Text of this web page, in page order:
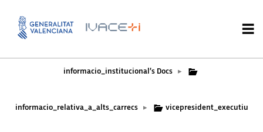
informacio_institucional’s Docs ▸
informacio_relativa_a_alts_carrecs ▸ vicepresident_executiu